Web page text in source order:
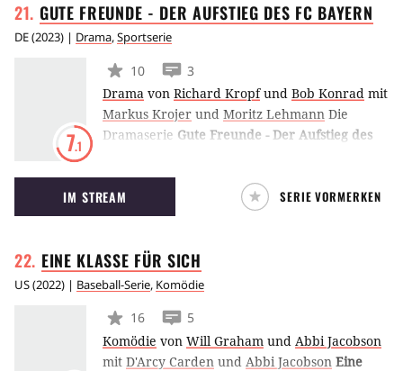
GUTE FREUNDE - DER AUFSTIEG DES FC BAYERN
DE(2023) | Drama,Sportserie
7.1
10
3
Drama von Richard Kropfund Bob Konrad mit
Markus Krojer und Moritz Lehmann Die
Dramaserie Gute Freunde - Der Aufstieg des
Erfolgsgeschichte des Fußballvereins FC
Bayern München zwischen den Jahren 1965
und 1974.
IM STREAM SERIE VORMERKEN
EINE KLASSE FÜRSICH
US(2022) | Baseball-Serie, Komödie
16
5
Komödie von Will Graham und Abbi Jacobson
mit D'Arcy Carden und Abbi Jacobson Eine